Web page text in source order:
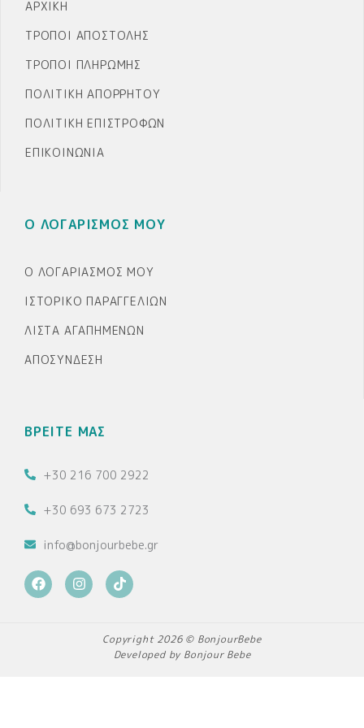
ΑΡΧΙΚΉ
ΤΡΌΠΟΙ ΑΠΟΣΤΟΛΉΣ
ΤΡΌΠΟΙ ΠΛΗΡΩΜΉΣ
ΠΟΛΙΤΙΚΉ ΑΠΟΡΡΉΤΟΥ
ΠΟΛΙΤΙΚΉ ΕΠΙΣΤΡΟΦΏΝ
ΕΠΙΚΟΙΝΩΝΊΑ
Ο ΛΟΓΑΡΙΣΜΟΣ ΜΟΥ
Ο ΛΟΓΑΡΙΑΣΜΌΣ ΜΟΥ
ΙΣΤΟΡΙΚΌ ΠΑΡΑΓΓΕΛΙΏΝ
ΛΊΣΤΑ ΑΓΑΠΗΜΈΝΩΝ
ΑΠΟΣΎΝΔΕΣΗ
ΒΡΕΙΤΕ ΜΑΣ
+30 216 700 2922
+30 693 673 2723
info@bonjourbebe.gr
F
a
c
I
n
s
T
i
k
k
Copyright 2026 © BonjourBebe
Developed by Bonjour Bebe